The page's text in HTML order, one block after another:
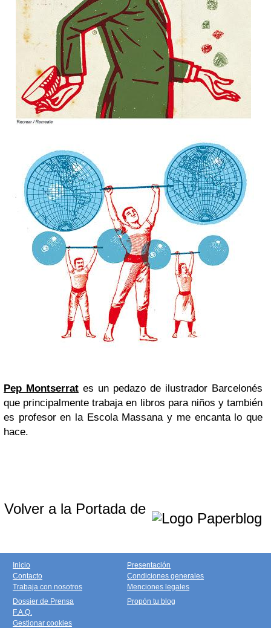
Pep Montserrat es un pedazo de ilustrador Barcelonés
que principalmente trabaja en libros para niños y también
es profesor en la Escola Massana y me encanta lo que
hace.
Volver a la Portada de
Inicio
Contacto
Trabaja con nosotros
Presentación
Condiciones generales
Menciones legales
Dossier de Prensa
F.A.Q.
Gestionar cookies
Propón tu blog